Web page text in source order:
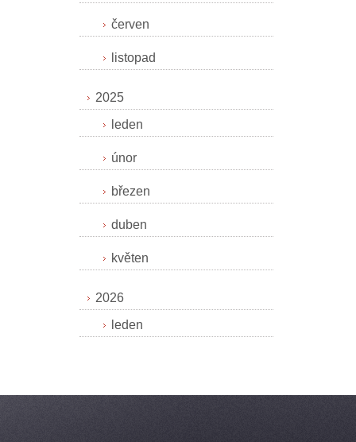
červen
listopad
2025
leden
únor
březen
duben
květen
2026
leden